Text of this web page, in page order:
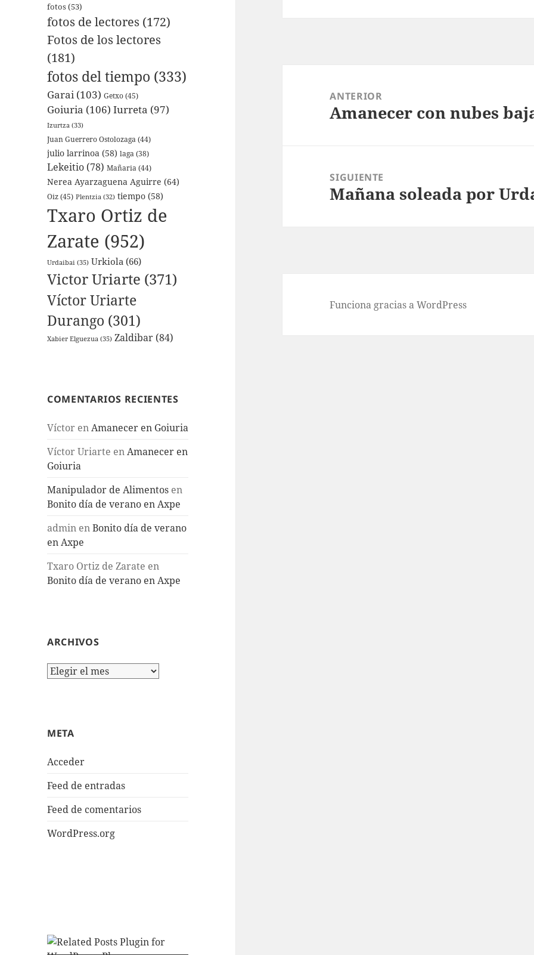
fotos(53)
fotos de lectores (172)
Fotos de los lectores
(181)
fotos del tiempo (333)
Garai(103) Getxo(45)
Goiuria (106) Iurreta (97)
Izurtza (33)
Juan Guerrero Ostolozaga(44)
julio larrinoa (58) laga (38)
Lekeitio (78) Mañaria(44)
Nerea Ayarzaguena Aguirre (64)
Oiz(45) Plentzia (32) tiempo (58)
Txaro Ortiz de
Zarate (952)
Urdaibai (35) Urkiola (66)
Victor Uriarte (371)
Víctor Uriarte
Durango (301)
Xabier Elguezua (35) Zaldibar (84)
COMENTARIOS RECIENTES
Víctor enAmanecer en Goiuria
Víctor Uriarte enAmanecer en
Goiuria
Manipulador de Alimentos en
Bonito día de verano en Axpe
admin enBonito día de verano
en Axpe
Txaro Ortiz de Zarate en
Bonito día de verano en Axpe
ARCHIVOS
Archivos
META
Acceder
Feed de entradas
Feed de comentarios
WordPress.org
entradas
ANTERIOR
Entrada
Amanecer con nubes
SIGUIENTE
Entrada
Mañana soleada por
Funciona gracias a WordPress